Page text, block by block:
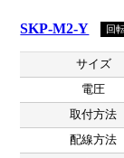
SKP-M2-Y 回
サイズ
電圧
取付方法
配線方法